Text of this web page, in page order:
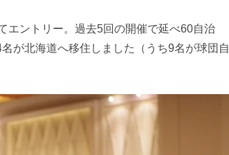
エントリー。過去5回の開催で延べ60自治
が北海道へ移住しました（うち9名が球団自